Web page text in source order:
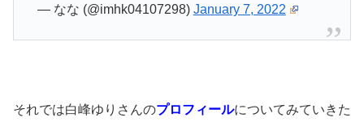
— なな (@imhk04107298) January 7, 2022
それでは白峰ゆりさんのプロフィールについてみていきた